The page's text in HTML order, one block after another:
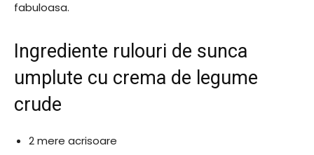
fabuloasa.
Ingrediente rulouri de sunca
umplute cu crema de legume
crude
2 mere acrisoare